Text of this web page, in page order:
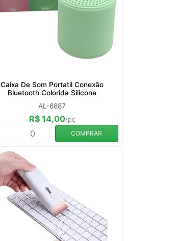
Caixa De Som Portatil Conexão
Bluetooth Colorida Silicone
AL-6887
R$ 14,00/pç
COMPRAR